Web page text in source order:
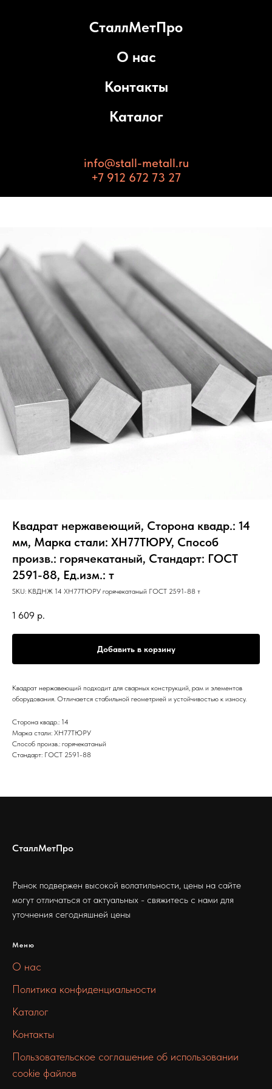
СталлМетПро
О нас
Контакты
Каталог
info@stall-metall.ru
+7 912 672 73 27
Квадрат нержавеющий, Сторона квадр.: 14
мм, Марка стали: ХН77ТЮРУ, Способ
произв.: горячекатаный, Стандарт: ГОСТ
2591-88, Ед.изм.: т
SKU: КВДНЖ 14 ХН77ТЮРУ горячекатаный ГОСТ 2591-88 т
1 609 р.
Добавить в корзину
Квадрат нержавеющий подходит для сварных конструкций, рам и элементов
оборудования. Отличается стабильной геометрией и устойчивостью к износу.
Сторона квадр.: 14
Марка стали: ХН77ТЮРУ
Способ произв.: горячекатаный
Стандарт: ГОСТ 2591-88
СталлМетПро
Рынок подвержен высокой волатильности, цены на сайте
могут отличаться от актуальных - свяжитесь с нами для
уточнения сегодняшней цены
Меню
О нас
Политика конфиденциальности
Каталог
Контакты
Пользовательское соглашение об использовании
cookie файлов